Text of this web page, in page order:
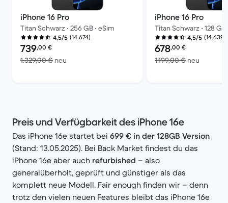
iPhone 16 Pro
Titan Schwarz • 256 GB • eSim
4,5/5 (14.674)
Preis des erneuerten Produkts:
739,00 €
1.329,00 € neu Im Vergleich zum Neupreis von 1.329,00 €
iPhone 16 Pro
Titan Schwarz • 128 GB
4,5/5 (14.639)
Preis des erneuerten
678,00 €
1.199,00 € neu
Preis und Verfügbarkeit des iPhone 16e
Das iPhone 16e startet bei 699 € in der 128GB Version
(Stand: 13.05.2025). Bei Back Market findest du das
iPhone 16e aber auch refurbished – also
generalüberholt, geprüft und günstiger als das
komplett neue Modell. Fair enough finden wir – denn
trotz den vielen neuen Features bleibt das iPhone 16e